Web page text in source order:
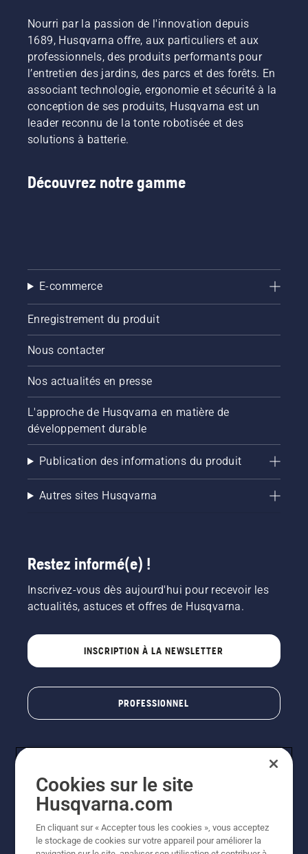
Nourri par la passion de l'innovation depuis
1689, Husqvarna offre, aux particuliers et aux
professionnels, des produits performants pour
l’entretien des jardins, des parcs et des forêts. En
associant technologie, ergonomie et sécurité à la
conception de ses produits, Husqvarna est un
leader reconnu de la tonte robotisée et des
solutions à batterie.
Découvrez notre gamme
E-commerce
Enregistrement du produit
Nous contacter
Nos actualités en presse
L'approche de Husqvarna en matière de
développement durable
Publication des informations du produit
Autres sites Husqvarna
Restez informé(e) !
Inscrivez-vous dès aujourd'hui pour recevoir les
actualités, astuces et offres de Husqvarna.
INSCRIPTION À LA NEWSLETTER
PROFESSIONNEL
© Husqvarna AB (publ). Tous droits réservés. Les prix
Cookies sur le site
Husqvarna.com
En cliquant sur « Accepter tous les cookies », vous acceptez
le stockage de cookies sur votre appareil pour améliorer la